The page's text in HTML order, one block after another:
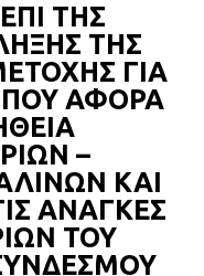
ΤΗΣ
ΤΗΣ
ΓΙΑ
ΑΦΟΡΑ
–
ΚΑΙ
ΑΝΑΓΚΕΣ
ΤΟΥ